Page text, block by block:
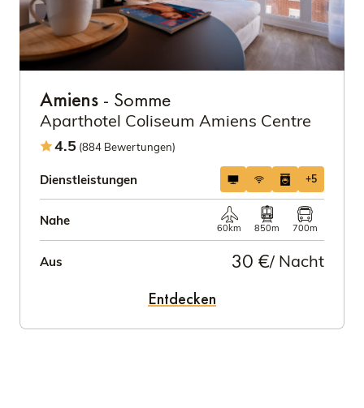
Amiens - Somme
Aparthotel Coliseum Amiens Centre
4.5 (884 Bewertungen)
Dienstleistungen +5
Nahe
60km 850m 700m
Aus 30 €/ Nacht
Entdecken